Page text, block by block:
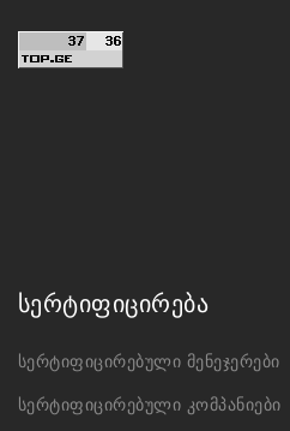
სერტიფიცირება
სერტიფიცირებული მენეჯერები
სერტიფიცირებული კომპანიები